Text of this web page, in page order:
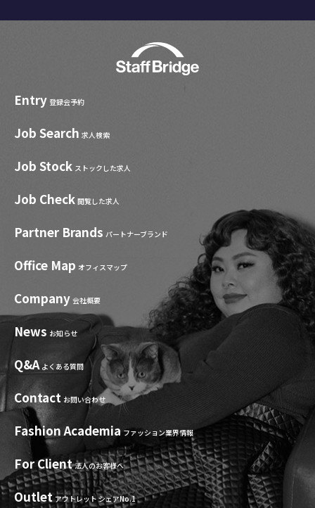
Entry 登録会予約
Job Search 求人検索
Job Stock ストックした求人
Job Check 閲覧した求人
Partner Brands パートナーブランド
Office Map オフィスマップ
Company 会社概要
News お知らせ
Q&A よくある質問
Contact お問い合わせ
Fashion Academia ファッション業界情報
For Client 法人のお客様へ
Outlet アウトレット シェアNo.1